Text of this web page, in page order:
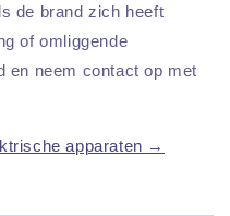
de brand zich heeft
of omliggende
en neem contact op met
apparaten →